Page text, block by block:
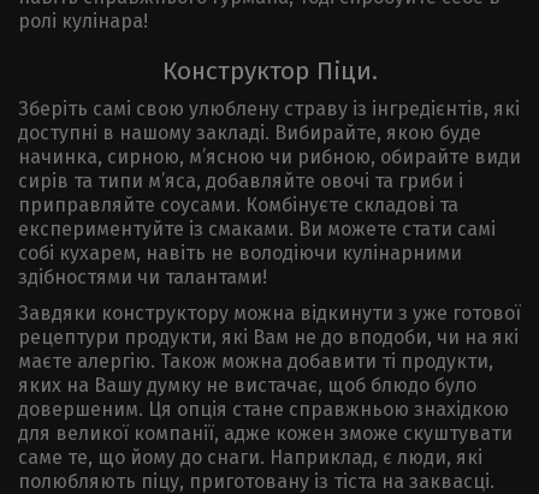
ролі кулінара!
Конструктор Піци.
Зберіть самі свою улюблену страву із інгредієнтів, які
доступні в нашому закладі. Вибирайте, якою буде
начинка, сирною, м’ясною чи рибною, обирайте види
сирів та типи м’яса, добавляйте овочі та гриби і
приправляйте соусами. Комбінуєте складові та
експериментуйте із смаками. Ви можете стати самі
собі кухарем, навіть не володіючи кулінарними
здібностями чи талантами!
Завдяки конструктору можна відкинути з уже готової
рецептури продукти, які Вам не до вподоби, чи на які
маєте алергію. Також можна добавити ті продукти,
яких на Вашу думку не вистачає, щоб блюдо було
довершеним. Ця опція стане справжньою знахідкою
для великої компанії, адже кожен зможе скуштувати
саме те, що йому до снаги. Наприклад, є люди, які
полюбляють піцу, приготовану із тіста на заквасці.